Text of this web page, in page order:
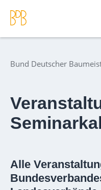
Bund Deutscher
Alle